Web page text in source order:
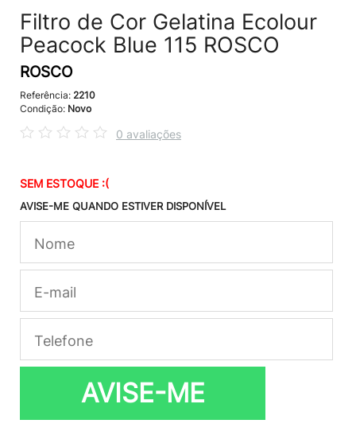
Filtro de Cor Gelatina Ecolour
Peacock Blue 115 ROSCO
ROSCO
Referência: 2210
Condição: Novo
0 avaliações
SEM ESTOQUE :(
AVISE-ME QUANDO ESTIVER DISPONÍVEL
AVISE-ME